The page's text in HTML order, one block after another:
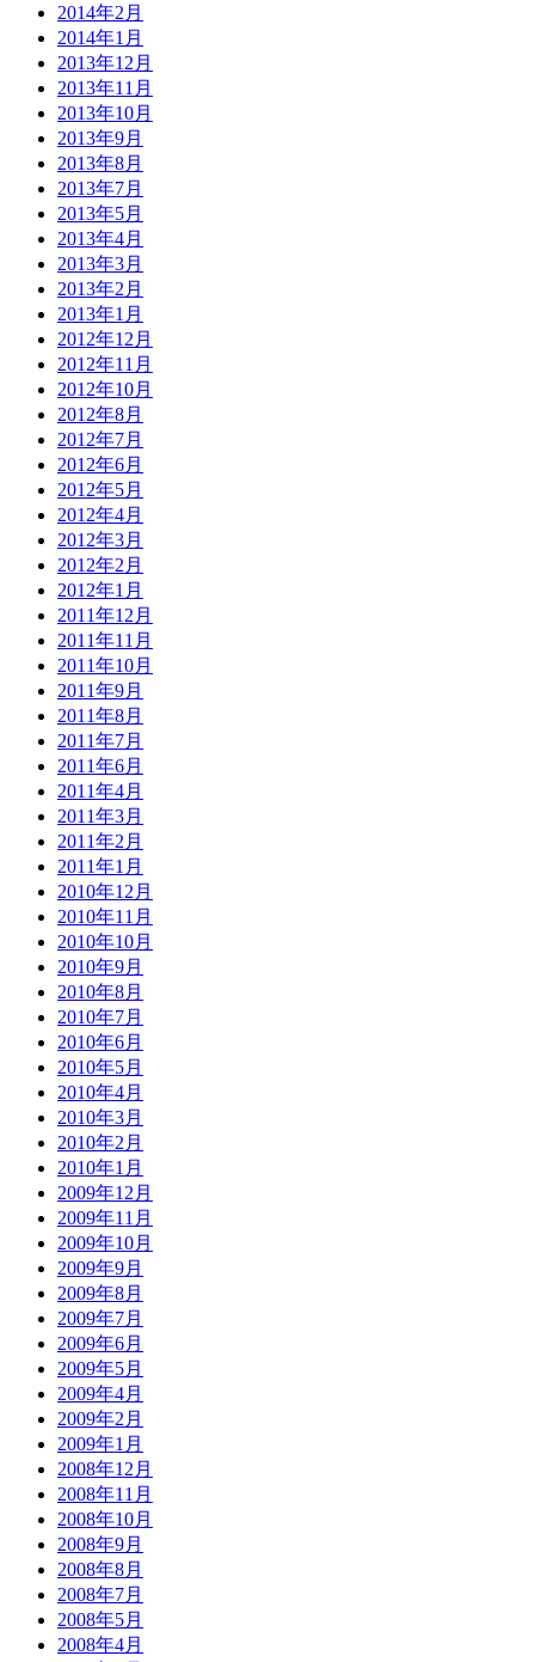
2014年2月
2014年1月
2013年12月
2013年11月
2013年10月
2013年9月
2013年8月
2013年7月
2013年5月
2013年4月
2013年3月
2013年2月
2013年1月
2012年12月
2012年11月
2012年10月
2012年8月
2012年7月
2012年6月
2012年5月
2012年4月
2012年3月
2012年2月
2012年1月
2011年12月
2011年11月
2011年10月
2011年9月
2011年8月
2011年7月
2011年6月
2011年4月
2011年3月
2011年2月
2011年1月
2010年12月
2010年11月
2010年10月
2010年9月
2010年8月
2010年7月
2010年6月
2010年5月
2010年4月
2010年3月
2010年2月
2010年1月
2009年12月
2009年11月
2009年10月
2009年9月
2009年8月
2009年7月
2009年6月
2009年5月
2009年4月
2009年2月
2009年1月
2008年12月
2008年11月
2008年10月
2008年9月
2008年8月
2008年7月
2008年5月
2008年4月